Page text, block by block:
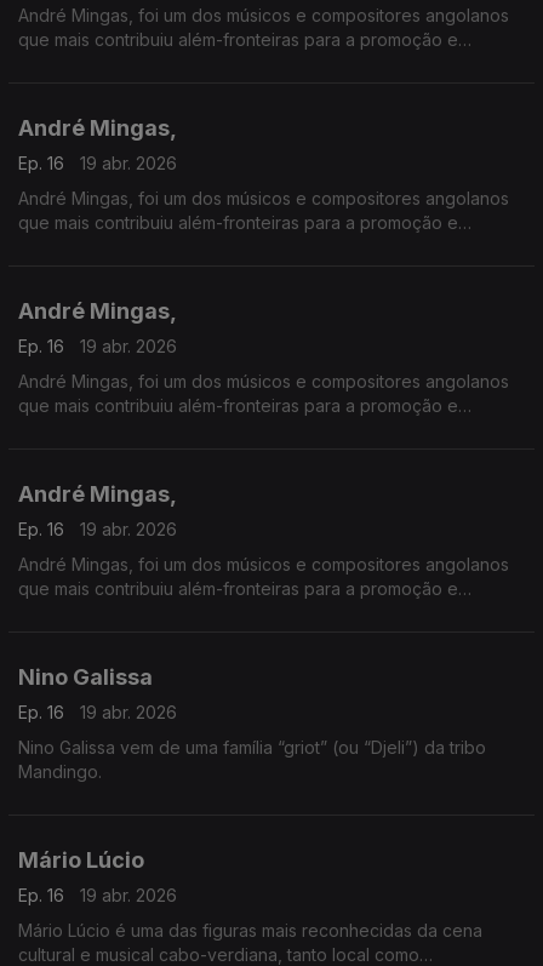
André Mingas, foi um dos músicos e compositores angolanos
que mais contribuiu além-fronteiras para a promoção e
André Mingas,
Ep. 16
19 abr. 2026
André Mingas, foi um dos músicos e compositores angolanos
que mais contribuiu além-fronteiras para a promoção e
André Mingas,
Ep. 16
19 abr. 2026
André Mingas, foi um dos músicos e compositores angolanos
que mais contribuiu além-fronteiras para a promoção e
André Mingas,
Ep. 16
19 abr. 2026
André Mingas, foi um dos músicos e compositores angolanos
que mais contribuiu além-fronteiras para a promoção e
Nino Galissa
Ep. 16
19 abr. 2026
Nino Galissa vem de uma família “griot” (ou “Djeli”) da tribo
Mandingo.
Mário Lúcio
Ep. 16
19 abr. 2026
Mário Lúcio é uma das figuras mais reconhecidas da cena
cultural e musical cabo-verdiana, tanto local como